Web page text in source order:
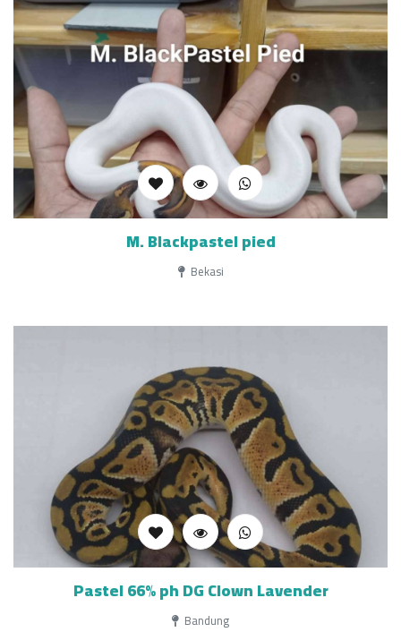
M. Blackpastel pied
Bekasi
Pastel 66% ph DG Clown Lavender
Bandung